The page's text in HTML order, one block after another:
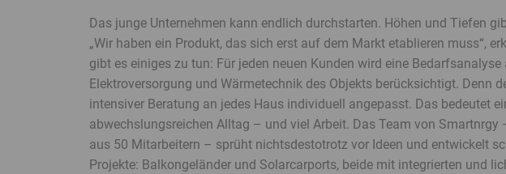
Das junge Unternehmen kann endlich durchstarten. Höhen und Tiefen
„Wir haben ein Produkt, das sich erst auf dem Markt etablieren muss“,
gibt es einiges zu tun: Für jeden neuen Kunden wird eine
Elektroversorgung und Wärmetechnik des Objekts berücksichtigt. Denn
intensiver Beratung an jedes Haus individuell angepasst. Das bedeutet
abwechslungsreichen Alltag – und viel Arbeit. Das Team von Smartnrgy
aus 50 Mitarbeitern – sprüht nichtsdestotrotz vor Ideen und entwickelt
Projekte: Balkongeländer und Solarcarports, beide mit integrierten und